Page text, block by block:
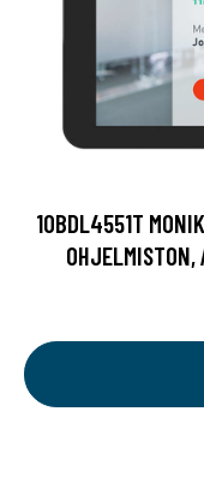
10BDL4551T
OHJELMISTON,